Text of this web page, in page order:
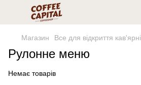
Магазин Все для відкриття кав'ярні
Рулонне меню
Немає товарів